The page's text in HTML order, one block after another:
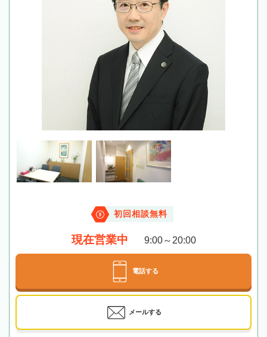
初回相談無料
現在営業中 9:00～20:00
電話する
メールする